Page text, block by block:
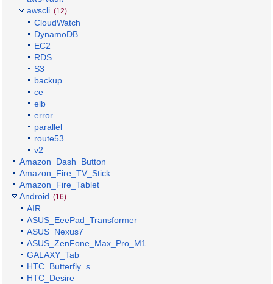
awscli (12)
CloudWatch
DynamoDB
EC2
RDS
S3
backup
ce
elb
error
parallel
route53
v2
Amazon_Dash_Button
Amazon_Fire_TV_Stick
Amazon_Fire_Tablet
Android (16)
AIR
ASUS_EeePad_Transformer
ASUS_Nexus7
ASUS_ZenFone_Max_Pro_M1
GALAXY_Tab
HTC_Butterfly_s
HTC_Desire